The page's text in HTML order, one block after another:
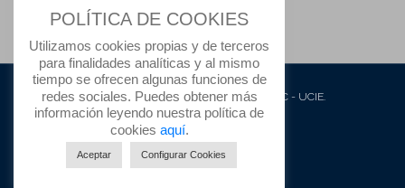
© 2020 Todos los derechos reservados IFIC - UCIE.
Protección de datos
Aviso Legal
Política de Cookies
POLÍTICA DE COOKIES
Utilizamos cookies propias y de terceros
para finalidades analíticas y al mismo
tiempo se ofrecen algunas funciones de
redes sociales. Puedes obtener más
información leyendo nuestra política de
cookies aquí.
Aceptar Configurar Cookies